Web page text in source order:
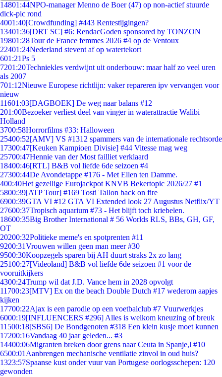
14801:44NPO-manager Menno de Boer (47) op non-actief stuurde
dick-pic rond
4001:40[Crowdfunding] #443 Rentestijgingen?
13401:36[DRT SC] #6: RendacGoden sponsored by TONZON
19801:28Tour de France femmes 2026 #4 op de Ventoux
22401:24Nederland stevent af op watertekort
601:21Ps 5
7201:20Techniekles verdwijnt uit onderbouw: maar half zo veel uren
als 2007
701:12Nieuwe Europese richtlijn: vaker repareren ipv vervangen voor
nieuw
11601:03[DAGBOEK] De weg naar balans #12
201:00Bezoeker verliest deel van vinger in waterattractie Walibi
Holland
3700:58Horrorfilms #33: Halloween
25400:52[AMV] VS #1312 spammers van de internationale rechtsorde
17300:47[Keuken Kampioen Divisie] #44 Vitesse mag weg
25700:47Hennie van der Most failliet verklaard
18400:46[RTL] B&B vol liefde 6de seizoen #4
27300:44De Avondetappe #176 - Met Ellen ten Damme.
400:40Het gezellige Eurojackpot KNVB Bekertopic 2026/27 #1
5800:39[ATP Tour] #169 Tosti Tallon back on fire
6900:39GTA VI #12 GTA VI Extended look 27 Augustus Netflix/YT
27600:37Tropisch aquarium #73 - Het blijft toch kriebelen.
18600:35Big Brother International # 56 Worlds RLS, BBs, GH, GF,
OT
20200:32Politieke meme's en spotprenten #11
9200:31Vrouwen willen geen man meer #30
9500:30Koopzegels sparen bij AH duurt straks 2x zo lang
25100:27[Videoland] B&B vol liefde 6de seizoen #1 voor de
vooruitkijkers
4300:24Trump wil dat J.D. Vance hem in 2028 opvolgt
11700:23[MTV] Ex on the beach Double Dutch #17 wederom aapjes
kijken
17700:22Ajax is een parodie op een voetbalclub #7 Vuurwerkjes
6000:19[INFLUENCERS #296] Alles is welkom kneuzing of breuk
11500:18[SBS6] De Bondgenoten #318 Een klein kusje moet kunnen
17200:16Vandaag 40 jaar geleden... #3
14400:06Migranten breken door grens naar Ceuta in Spanje,l #10
6500:01 Aanbrengen mechanische ventilatie zinvol in oud huis?
1323:57Spaanse kust onder vuur van Portugese oorlogsschepen: 120
gewonden